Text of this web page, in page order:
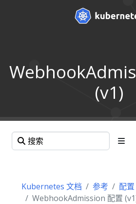
(v1)
Kubernetes 文档 参考
配置
WebhookAdmission 配置